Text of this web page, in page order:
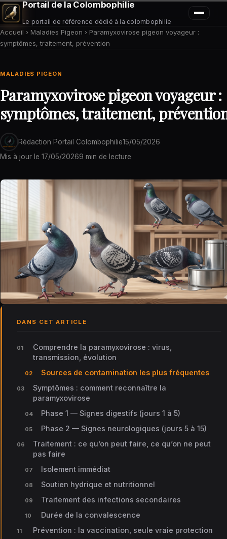
Portail de la Colombophilie
Le portail de référence dédié à la colombophilie
Accueil › Maladies Pigeon › Paramyxovirose pigeon voyageur :
symptômes, traitement, prévention
MALADIES PIGEON
Paramyxovirose pigeon voyageur :
symptômes, traitement,
Rédaction Portail Colombophilie15/05/2026
Mis à jour le 17/05/20269 min de lecture
DANS CET ARTICLE
Comprendre la paramyxovirose : virus,
transmission, évolution
Sources de contamination les plus fréquentes
Symptômes : comment reconnaître la
paramyxovirose
Phase 1 — Signes digestifs (jours 1 à 5)
Phase 2 — Signes neurologiques (jours 5 à 15)
Traitement : ce qu’on peut faire, ce qu’on ne peut
pas faire
Isolement immédiat
Soutien hydrique et nutritionnel
Traitement des infections secondaires
Durée de la convalescence
Prévention : la vaccination, seule vraie protection